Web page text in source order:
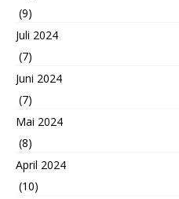
(9)
Juli 2024
(7)
Juni 2024
(7)
Mai 2024
(8)
April 2024
(10)